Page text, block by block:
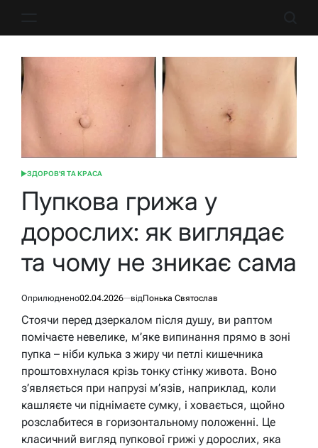
ОПУБЛІКУВАТИ
ЗДОРОВ'Я ТА КРАСА
Пупкова грижа у
дорослих: як виглядає
та чому не зникає сама
Оприлюднено02.04.2026 відПонька Святослав
Стоячи перед дзеркалом після душу, ви раптом
помічаєте невелике, м’яке випинання прямо в зоні
пупка – ніби кулька з жиру чи петлі кишечника
проштовхнулася крізь тонку стінку живота. Воно
з’являється при напрузі м’язів, наприклад, коли
кашляєте чи піднімаєте сумку, і ховається, щойно
розслабитеся в горизонтальному положенні. Це
класичний вигляд пупкової грижі у дорослих, яка